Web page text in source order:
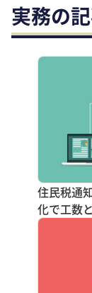
実務の
住民税通
化で工数